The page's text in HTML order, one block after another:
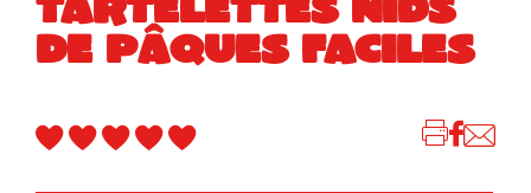
DE PÂQUES FACILES